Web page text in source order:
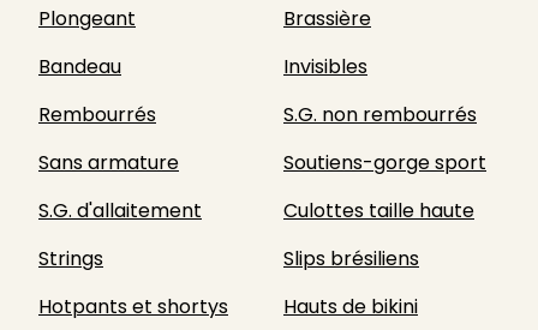
Plongeant
Brassière
Bandeau
Invisibles
Rembourrés
S.G. non rembourrés
Sans armature
Soutiens-gorge sport
S.G. d'allaitement
Culottes taille haute
Strings
Slips brésiliens
Hotpants et shortys
Hauts de bikini